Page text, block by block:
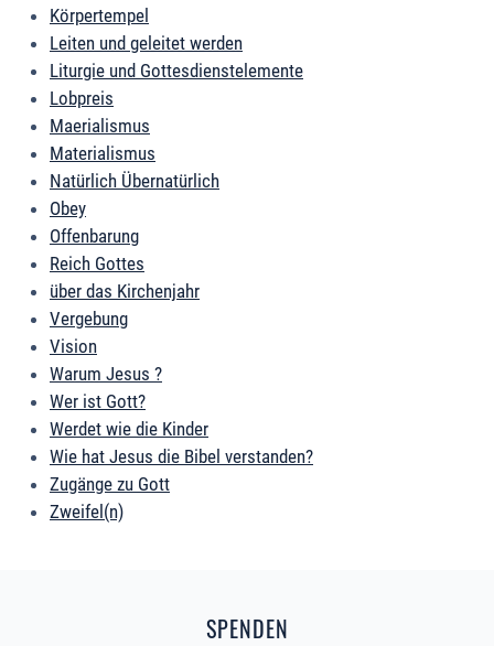
Körpertempel
Leiten und geleitet werden
Liturgie und Gottesdienstelemente
Lobpreis
Maerialismus
Materialismus
Natürlich Übernatürlich
Obey
Offenbarung
Reich Gottes
über das Kirchenjahr
Vergebung
Vision
Warum Jesus ?
Wer ist Gott?
Werdet wie die Kinder
Wie hat Jesus die Bibel verstanden?
Zugänge zu Gott
Zweifel(n)
SPENDEN